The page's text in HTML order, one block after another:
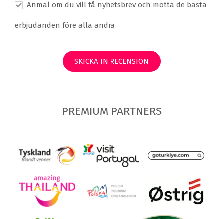
Anmäl om du vill få nyhetsbrev och motta de bästa
erbjudanden före alla andra
SKICKA IN RECENSION
PREMIUM PARTNERS